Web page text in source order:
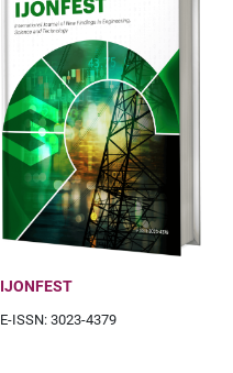
IJONFEST
E-ISSN: 3023-4379